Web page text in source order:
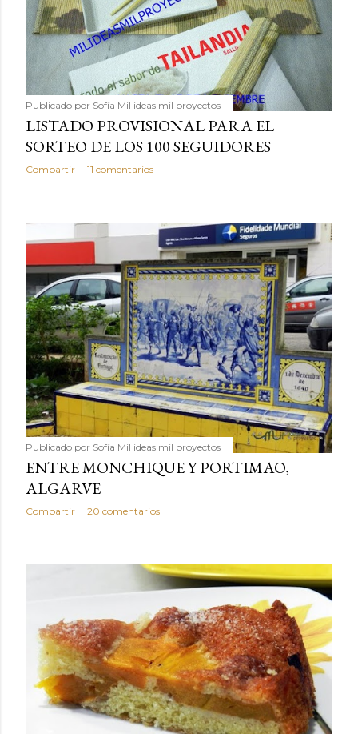
Publicado por Sofía Mil ideas mil proyectos
LISTADO PROVISIONAL PARA EL
SORTEO DE LOS 100 SEGUIDORES
Compartir 11 comentarios
Publicado por Sofía Mil ideas mil proyectos
ENTRE MONCHIQUE Y PORTIMAO,
ALGARVE
Compartir 20 comentarios